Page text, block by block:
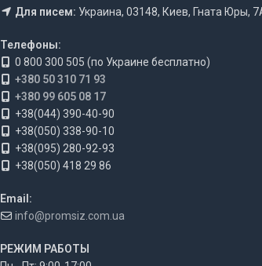
Для писем: Украина, 03148, Киев, Гната Юры,
Телефоны:
0 800 300 505 (по Украине бесплатно)
+380 50 310 71 93
+380 99 605 08 17
+38(044) 390-40-90
+38(050) 338-90-10
+38(095) 280-92-93
+38(050) 418 29 86
Email:
info@promsiz.com.ua
РЕЖИМ РАБОТЫ